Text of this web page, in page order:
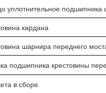
уплотнительное
кардана
шарнира переднего
подшипника крестовины
в сборе